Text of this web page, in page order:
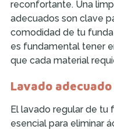
reconfortante. Una
adecuados son clave
comodidad de tu
es fundamental tener
que cada material
Lavado
El lavado regular de tu
esencial para eliminar